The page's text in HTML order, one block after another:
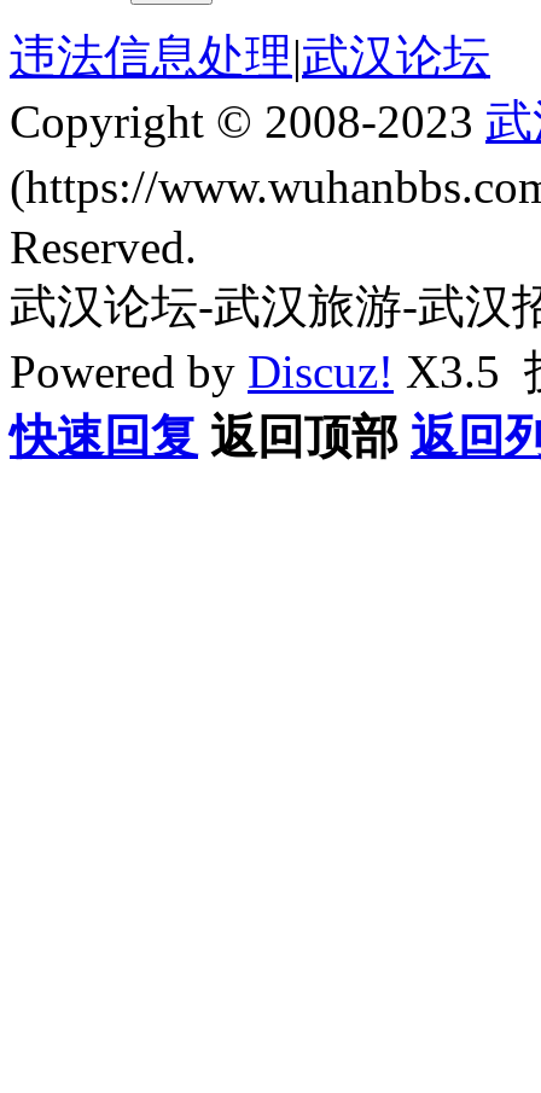
违法信息处理|武汉论坛
Copyright © 2008-2023
(https://
Reserved.
武汉论坛-武汉旅游-武汉
Powered by Discuz! X3.5
快速回复 返回顶部 返回